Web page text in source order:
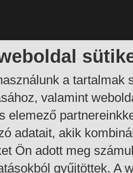
a tartalmak
valamint
elemező
adatait, akik
Ön adott meg
gyűjtöttek. A